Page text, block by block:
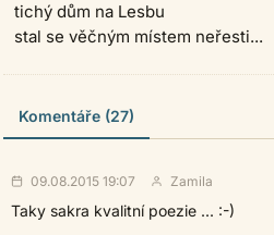
tichý dům na Lesbu
stal se věčným místem neřesti...
Komentáře (27)
09.08.2015 19:07 Zamila
Taky sakra kvalitní poezie ... :-)